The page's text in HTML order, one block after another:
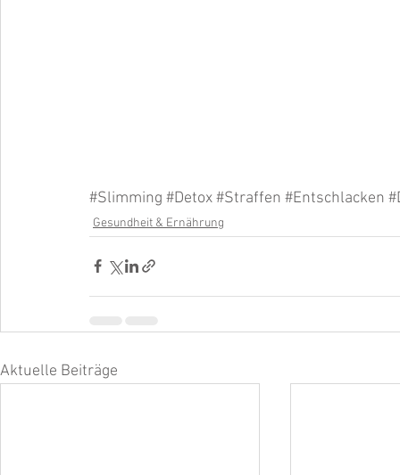
#Slimming #Detox#Straffen #Entschlacken
Gesundheit & Ernährung
Aktuelle Beiträge